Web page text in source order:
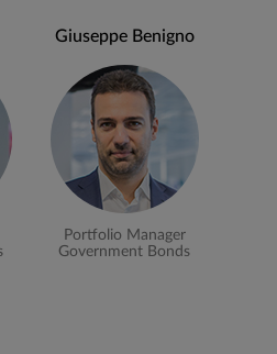
Giuseppe Benigno
Portfolio Manager
Government Bonds